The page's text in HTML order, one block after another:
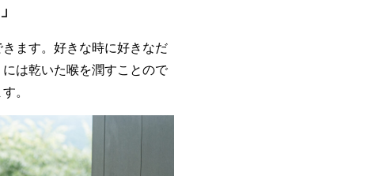
ます。好きな時に好きなだ
は乾いた喉を潤すことので
。